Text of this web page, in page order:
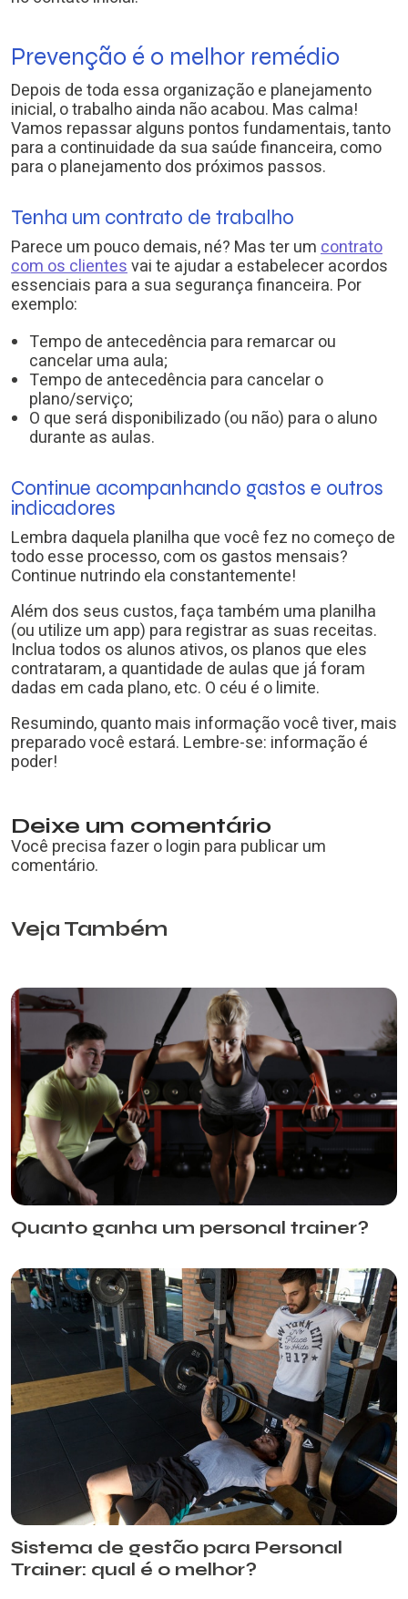
Prevenção é o melhor remédio
Depois de toda essa organização e planejamento
inicial, o trabalho ainda não acabou. Mas calma!
Vamos repassar alguns pontos fundamentais, tanto
para a continuidade da sua saúde financeira, como
para o planejamento dos próximos passos.
Tenha um contrato de trabalho
Parece um pouco demais, né? Mas ter umcontrato
com os clientesvai te ajudar a estabelecer acordos
essenciais para a sua segurança financeira. Por
exemplo:
Tempo de antecedência para remarcar ou
cancelar uma aula;
Tempo de antecedência para cancelar o
plano/serviço;
O que será disponibilizado (ou não) para o aluno
durante as aulas.
Continue acompanhando gastos e outros
indicadores
Lembra daquela planilha que você fez no começo de
todo esse processo, com os gastos mensais?
Continue nutrindo ela constantemente!
Além dos seus custos, faça também uma planilha
(ou utilize um app) para registrar as suas receitas.
Inclua todos os alunos ativos, os planos que eles
contrataram, a quantidade de aulas que já foram
dadas em cada plano, etc. O céu é o limite.
Resumindo, quanto mais informação você tiver, mais
preparado você estará. Lembre-se: informação é
poder!
Deixe um comentário
Você precisa fazer ologin para publicar um
comentário.
Veja Também
Quanto ganha um personal trainer?
Sistema de gestão para Personal
Trainer: qual é o melhor?